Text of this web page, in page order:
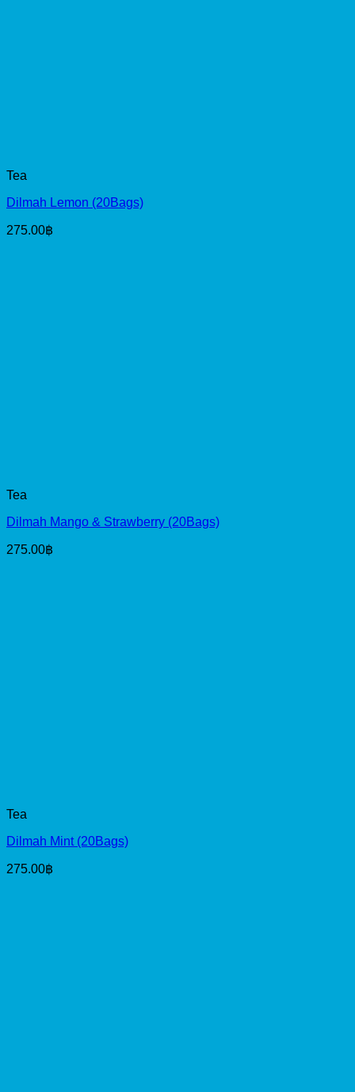
Tea
Dilmah Lemon (20Bags)
275.00฿
Tea
Dilmah Mango & Strawberry (20Bags)
275.00฿
Tea
Dilmah Mint (20Bags)
275.00฿